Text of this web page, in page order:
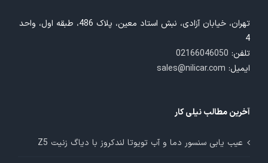
تهران، خیابان آزادی، نبش استاد معین، پلاک 486، طبقه اول، واحد
4
تلفن: 02166046050
ایمیل: sales@nilicar.com
آخرین مطالب نیلی کار
عیب یابی سنسور دما و آب تویوتا لندکروز با دیاگ زنیت Z5